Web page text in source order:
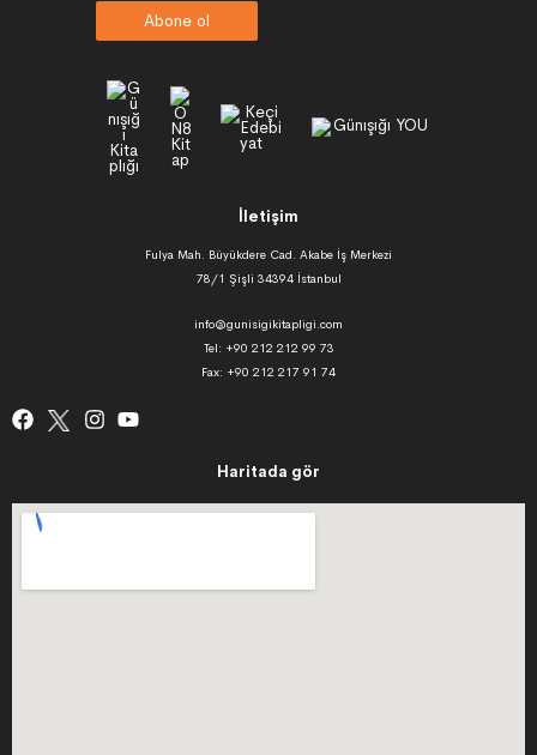
Abone ol
İletişim
Fulya Mah. Büyükdere Cad. Akabe İş Merkezi
78/1 Şişli 34394 İstanbul
info@gunisigikitapligi.com
Tel: +90 212 212 99 73
Fax: +90 212 217 91 74
Haritada gör